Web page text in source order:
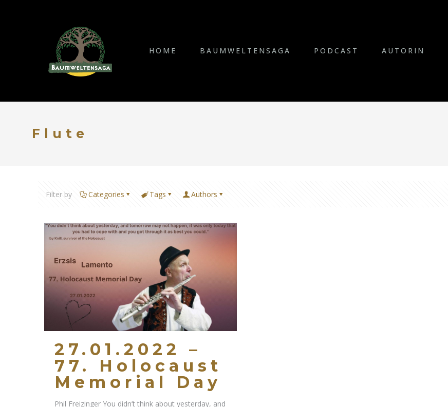
HOME BAUMWELTENSAGA PODCAST AUTORIN
Flute
Filter by Categories Tags Authors
27.01.2022 –
77. Holocaust
Memorial Day
Phil Freizinger You didn’t think about yesterday, and